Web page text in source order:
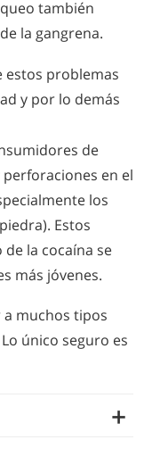
también
la gangrena.
estos problemas
y por lo demás
de
en el
los
Estos
la cocaína se
más jóvenes.
a muchos tipos
único seguro es